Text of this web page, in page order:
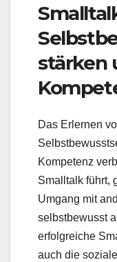
stärken
Das Erlernen
Kompetenz
Smalltalk führt,
Umgang mit
selbstbewusst
erfolgreiche
auch die